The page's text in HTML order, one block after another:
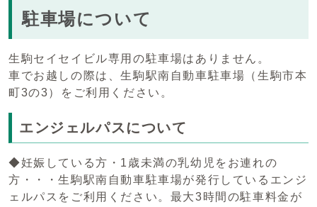
駐車場について
生駒セイセイビル専用の駐車場はありません。
車でお越しの際は、生駒駅南自動車駐車場（生駒市本
町3の3）をご利用ください。
エンジェルパスについて
◆妊娠している方・1歳未満の乳幼児をお連れの
方・・・生駒駅南自動車駐車場が発行しているエンジ
ェルパスをご利用ください。最大3時間の駐車料金が